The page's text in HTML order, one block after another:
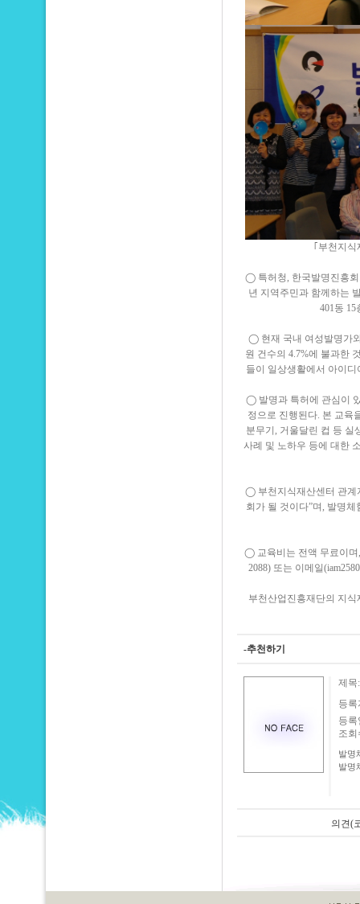
｢부천지
◯ 특허청, 한국발명진흥회
년 지역주민과 함께하는
401동
◯ 현재 국내 여성발명가
원 건수의 4.7%에 불과한
들이 일상생활에서 아이
◯ 발명과 특허에 관심이
정으로 진행된다. 본 교육
분무기, 거울달린 컵 등 실
사례 및 노하우 등에 대한
◯ 부천지식재산센터 관계
회가 될 것이다”며, 발명
◯ 교육비는 전액 무료이며
2088) 또는 이메일
부천산업진흥재단의 지식
-추천하기
제
등
등록
조회
발명
발명
의견(